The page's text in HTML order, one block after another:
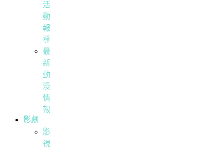
活
動
報
導
最
新
動
漫
情
報
影劇
影
視